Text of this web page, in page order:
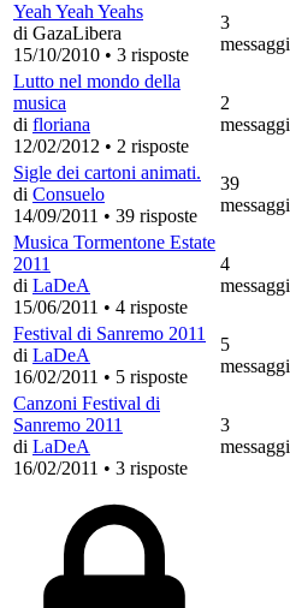
Yeah Yeah Yeahs
di GazaLibera
15/10/2010 • 3 risposte
3
messaggi
Lutto nel mondo della
musica
di floriana
12/02/2012 • 2 risposte
2
messaggi
Sigle dei cartoni animati.
di Consuelo
14/09/2011 • 39 risposte
39
messaggi
Musica Tormentone Estate
2011
di LaDeA
15/06/2011 • 4 risposte
4
messaggi
Festival di Sanremo 2011
di LaDeA
16/02/2011 • 5 risposte
5
messaggi
Canzoni Festival di
Sanremo 2011
di LaDeA
16/02/2011 • 3 risposte
3
messaggi